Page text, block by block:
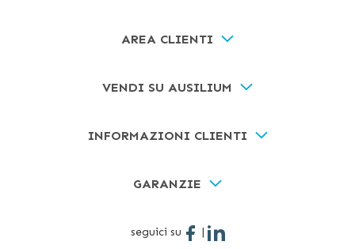
AREA CLIENTI
VENDI SU AUSILIUM
INFORMAZIONI CLIENTI
GARANZIE
seguici su |